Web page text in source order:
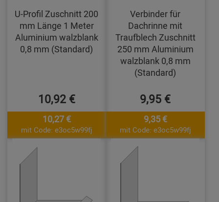
U-Profil Zuschnitt 200
mm Länge 1 Meter
Aluminium walzblank
0,8 mm (Standard)
10,92 €
10,27 €
mit Code: e3oc5w99fj
Verbinder für
Dachrinne mit
Traufblech Zuschnitt
250 mm Aluminium
walzblank 0,8 mm
(Standard)
9,95 €
9,35 €
mit Code: e3oc5w99fj